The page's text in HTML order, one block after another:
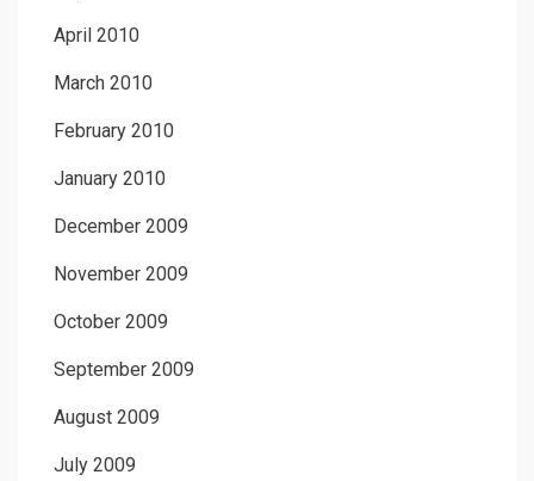
April 2010
March 2010
February 2010
January 2010
December 2009
November 2009
October 2009
September 2009
August 2009
July 2009